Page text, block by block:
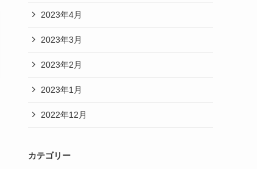
2023年4月
2023年3月
2023年2月
2023年1月
2022年12月
カテゴリー